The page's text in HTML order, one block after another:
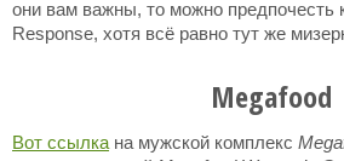
они вам важны, то можно предпочесть
Response, хотя всё равно тут же
Megafood
Вот ссылка на мужской комплекс